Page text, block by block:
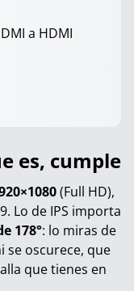
a HDMI
es, cumple
(Full HD),
Lo de IPS importa
178°: lo miras de
se oscurece, que
que tienes en